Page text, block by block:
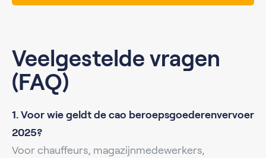
Veelgestelde vragen
(FAQ)
1. Voor wie geldt de cao beroepsgoederenvervoer
2025?
Voor chauffeurs, magazijnmedewerkers,